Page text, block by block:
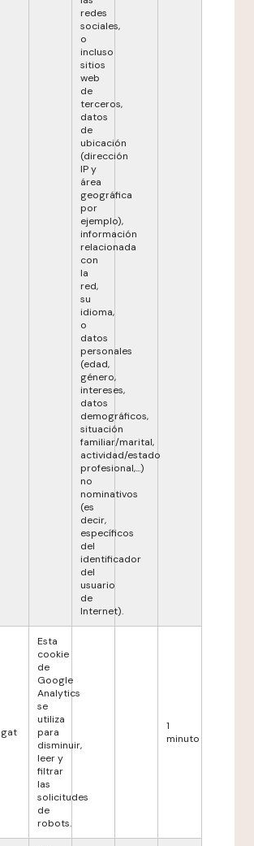
redes
sociales,
o
incluso
sitios
web
de
terceros,
datos
de
ubicación
(dirección
IP y
área
geográfica
por
ejemplo),
información
relacionada
con
la
red,
su
idioma,
o
datos
personales
(edad,
género,
intereses,
datos
demográficos,
situación
familiar/marital,
actividad/estado
profesional,...)
no
nominativos
(es
decir,
específicos
del
identificador
del
usuario
de
Internet).
_gat
Esta
cookie
de
Google
Analytics
se
utiliza
para
disminuir,
leer y
filtrar
las
solicitudes
de
robots.
1
minuto